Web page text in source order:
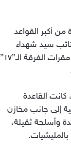
أكبر القواعد
سيد شهداء
“إحدى ألوية مليشيات النجباء”، بجانب مقرات الفرقة الـ”١٧”
القاعدة
إلى جانب مخازن
وأسلحة ثقيلة،